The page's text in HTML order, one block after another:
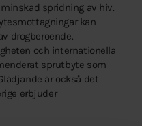
spridning av hiv.
kan
drogberoende.
och internationella
sprutbyte som
är också det
erbjuder